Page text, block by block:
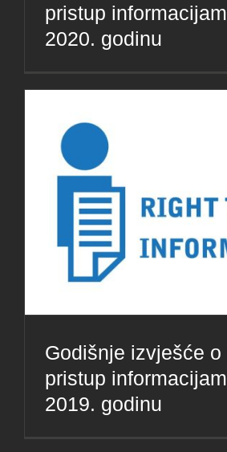
pristup
2020. godinu
Godišnje izvješće o
pristup
2019. godinu